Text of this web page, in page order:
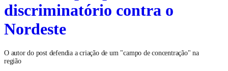
discriminatório contra o
Nordeste
O autor do post defendia a criação de um "campo de concentração" na
região